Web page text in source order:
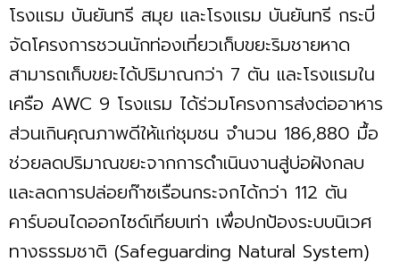
โรงแรม บันยันทรี สมุย และโรงแรม บันยันทรี กระบี่
จัดโครงการชวนนักท่องเที่ยวเก็บขยะริมชายหาด
สามารถเก็บขยะได้ปริมาณกว่า 7 ตัน และโรงแรมใน
เครือ AWC 9 โรงแรม ได้ร่วมโครงการส่งต่ออาหาร
ส่วนเกินคุณภาพดีให้แก่ชุมชน จำนวน 186,880 มื้อ
ช่วยลดปริมาณขยะจากการดำเนินงานสู่บ่อฝังกลบ
และลดการปล่อยก๊าซเรือนกระจกได้กว่า 112 ตัน
คาร์บอนไดออกไซด์เทียบเท่า เพื่อปกป้องระบบนิเวศ
ทางธรรมชาติ (Safeguarding Natural System)